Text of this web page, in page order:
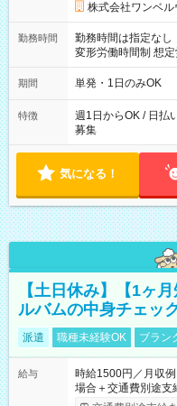
株式会社ワンベル
勤務時間
勤務時間は指定なし
変形労働時間制 想定労働時間
～21：00
期間 単発・1日のみOK
特徴
週1日からOK / 日払
募集
気になる！
【土日休み】【1ヶ
ルバムの中身チェッ
派遣 職種未経験OK ブラン
給与
時給1500円／月収
場合＋交通費別途支